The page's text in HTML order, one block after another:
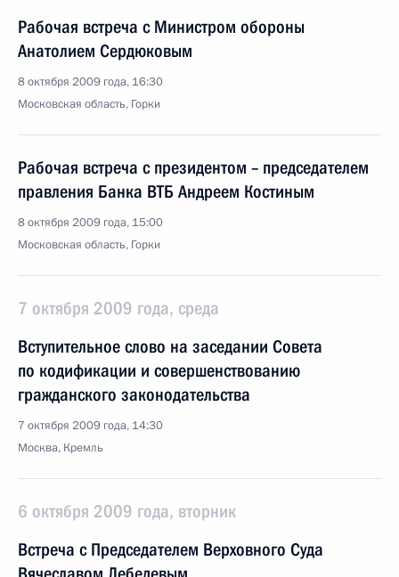
Рабочая встреча с Министром обороны
Анатолием Сердюковым
8 октября 2009 года, 16:30
Московская область, Горки
Рабочая встреча с президентом – председателем
правления Банка ВТБ Андреем Костиным
8 октября 2009 года, 15:00
Московская область, Горки
7 октября 2009 года, среда
Вступительное слово на заседании Совета
по кодификации и совершенствованию
гражданского законодательства
7 октября 2009 года, 14:30
Москва, Кремль
6 октября 2009 года, вторник
Встреча с Председателем Верховного Суда